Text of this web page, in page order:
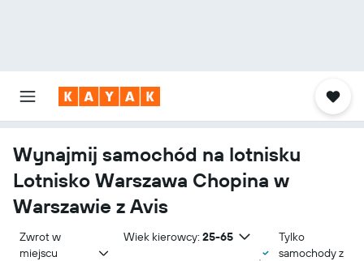
Wynajmij samochód na lotnisku
Lotnisko Warszawa Chopina w
Warszawie z Avis
Zwrot w
miejscu
Wiek kierowcy: 25-65
Tylko
samochody z